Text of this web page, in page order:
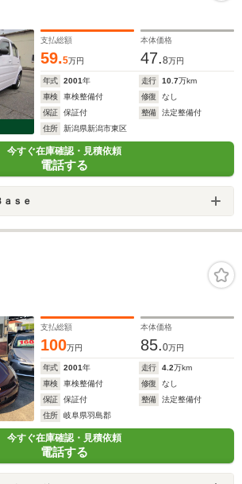
支払総額
59.5万円
本体価格
47.8万円
年式 2001年 走行 10.7万km
車検
車検整備付 修復
なし
保証
保証付 整備
法定整備付
住所
新潟県新潟市東区
今すぐ在庫確認・見積依頼
電話する
ｓｅ
支払総額
100万円
本体価格
85.0万円
年式 2001年 走行 4.2万km
車検
車検整備付 修復
なし
保証
保証付 整備
法定整備付
住所
岐阜県羽島郡
今すぐ在庫確認・見積依頼
電話する